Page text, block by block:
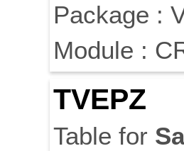
Package :
Module :
TVEPZ
Table for